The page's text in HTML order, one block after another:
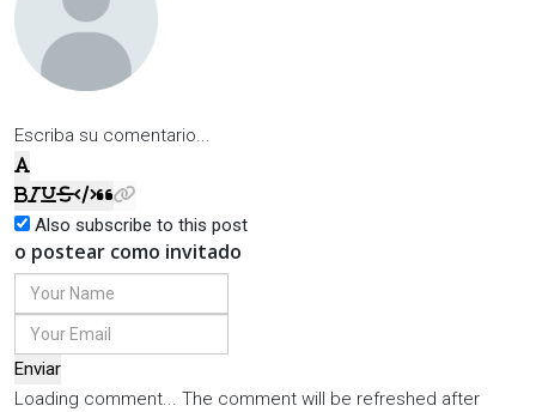
Escriba su comentario...
Also subscribe to this post
o postear como invitado
Enviar
Loading comment... The comment will be refreshed after